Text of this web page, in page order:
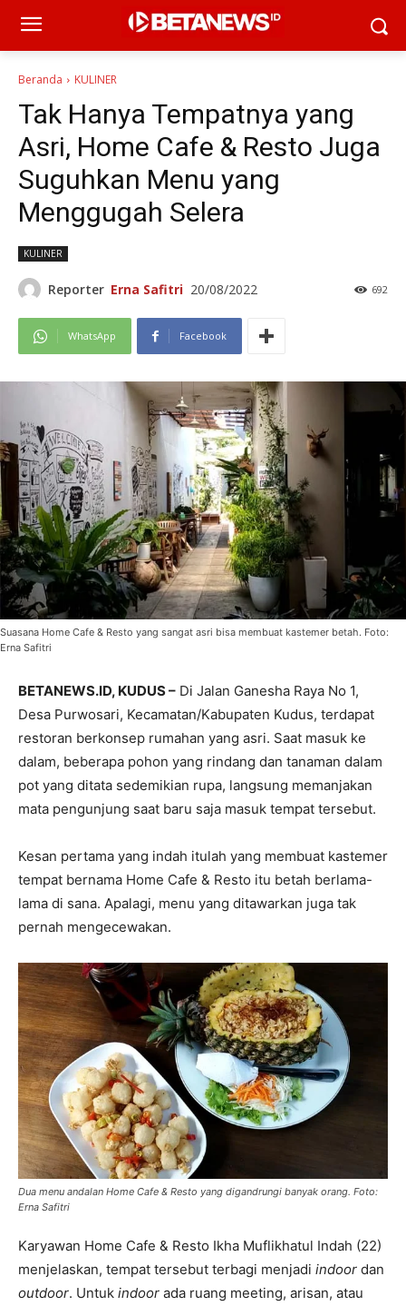
Beranda KULINER
Tak Hanya Tempatnya yang
Asri, Home Cafe & Resto Juga
Suguhkan Menu yang
Menggugah Selera
KULINER
Reporter Erna Safitri 20/08/2022 692
WhatsApp Facebook
Suasana Home Cafe & Resto yang sangat asri bisa membuat kastemer betah. Foto:
Erna Safitri
BETANEWS.ID, KUDUS – Di Jalan Ganesha Raya No 1,
Desa Purwosari, Kecamatan/Kabupaten Kudus, terdapat
restoran berkonsep rumahan yang asri. Saat masuk ke
dalam, beberapa pohon yang rindang dan tanaman dalam
pot yang ditata sedemikian rupa, langsung memanjakan
mata pengunjung saat baru saja masuk tempat tersebut.
Kesan pertama yang indah itulah yang membuat kastemer
tempat bernama Home Cafe & Resto itu betah berlama-
lama di sana. Apalagi, menu yang ditawarkan juga tak
pernah mengecewakan.
Dua menu andalan Home Cafe & Resto yang digandrungi banyak orang. Foto:
Erna Safitri
Karyawan Home Cafe & Resto Ikha Muflikhatul Indah (22)
menjelaskan, tempat tersebut terbagi menjadi indoor dan
outdoor. Untuk indoor ada ruang meeting, arisan, atau